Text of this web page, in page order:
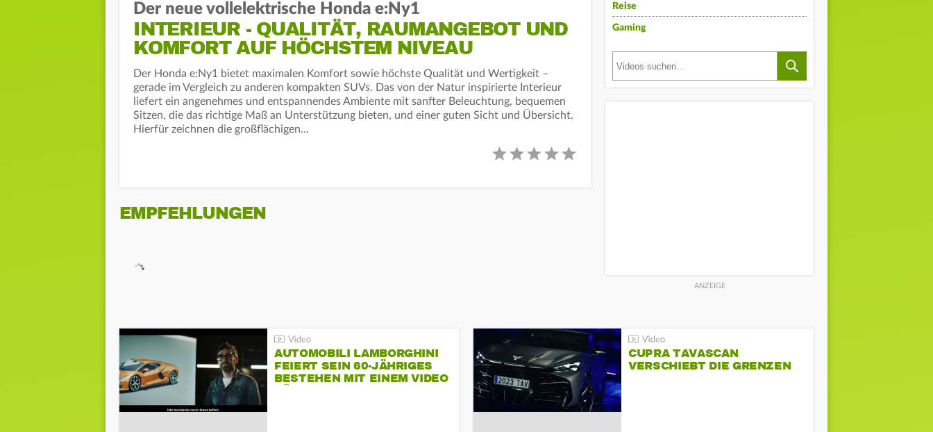
Der neue vollelektrische Honda e:Ny1
INTERIEUR - QUALITÄT, RAUMANGEBOT UND
KOMFORT AUF HÖCHSTEM NIVEAU
Der Honda e:Ny1 bietet maximalen Komfort sowie höchste Qualität und Wertigkeit –
gerade im Vergleich zu anderen kompakten SUVs. Das von der Natur inspirierte Interieur
liefert ein angenehmes und entspannendes Ambiente mit sanfter Beleuchtung, bequemen
Sitzen, die das richtige Maß an Unterstützung bieten, und einer guten Sicht und Übersicht.
Hierfür zeichnen die großflächigen…
EMPFEHLUNGEN
Reise
Gaming
AUTOMOBILI LAMBORGHINI
FEIERT SEIN 60-JÄHRIGES
BESTEHEN MIT EINEM VIDEO
CUPRA TAVASCAN
VERSCHIEBT DIE GRENZEN